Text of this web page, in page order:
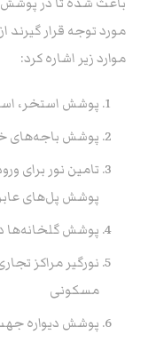
مورد توجه قرار
موارد زیر اشاره کرد:
پوشش استخر،
پوشش باجه‌های
تامین نور برای
پوشش پل‌های
پوشش
نورگیر مراکز
مسکونی
پوشش دیواره